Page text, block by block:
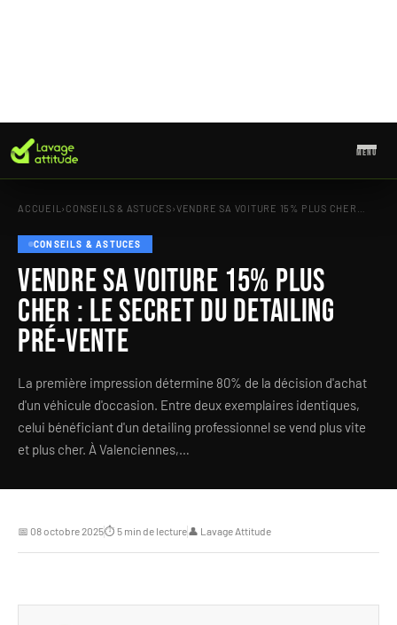
contenu
MENU
ACCUEIL › CONSEILS & ASTUCES›VENDRE SA VOITURE 15% PLUS CHER…
CONSEILS & ASTUCES
Vendre sa voiture 15% plus
cher : le secret du detailing
pré-vente
La première impression détermine 80% de la décision d'achat
d'un véhicule d'occasion. Entre deux exemplaires identiques,
celui bénéficiant d'un detailing professionnel se vend plus vite
et plus cher. À Valenciennes,…
📅 08 octobre 2025⏱ 5 min de lecture👤 Lavage Attitude